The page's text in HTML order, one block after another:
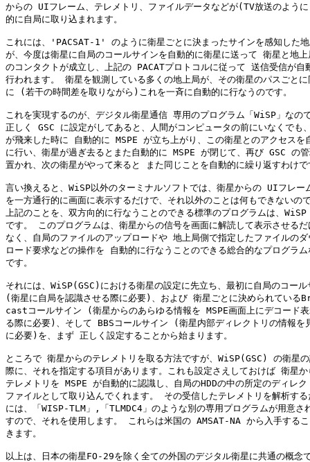
からの UIフレーム、テレメトリ、ファイルデータなどが(TV放送のよう
的に自局に取り込まれます。
これには、'PACSAT-1' のように衛星ごとに決まったサインを感知した
が、今度は衛星に自局のコールサインを自動的に衛星に送って 衛星と地上
のコンタクトが成立し、上記の PACATプロトコルに従って 送信受信が自
行われます。 衛星を観測している多くの地上局が、その衛星のパスごとに
に (若干の時間差を取りながら)これを一斉に自動的に行なうのです。
これを実現するのが、デジタル衛星通信 専用のプログラム「WiSP」なの
正しく GSC に設定がしてあると、人間がコンピュータの前にいなくでも
が飛来した時に 自動的に MSPE が立ち上がり、この衛星とのアクセスを
に行い、衛星が過ぎ去るとまた自動的に MSPE が閉じて、再び GSC の
置かれ、次の衛星がやって来ると また同じことを自動的に繰り返すわけで
言い換えると、WiSP以外のターミナルソフトでは、衛星からの UIフレー
を一方通行的に画面に表示するだけで、それ以外のことは何もできないの
上記のことを、双方向的に行なうことのできる標準のプログラムは、
です。 このプログラムは、衛星からの信号を画面に解読して表示させるだ
なく、自局のファイルのアップロードや 地上局側で指定したファイルのダ
ロード要求などの操作を 自動的に行なうことのできる総合的なプログラム
です。
それには、WiSP(GSC)における衛星の設定に先立ち、最初に自局のコール
(衛星に自局を認識させる際に必要)、および 衛星ごとに決められている
castコールサイン (衛星からのあらゆる情報を MSPE画面上にデコード
る際に必要)、そして BBSコールサイン (衛星内部ディレクトリの情報を
に必要)を、まず 正しく設定することから始まります。
ところで 衛星からのテレメトリを取る方法ですが、WiSP(GSC) の衛星
際に、それを指定する項目があります。これも設定さえしておけば 衛星か
テレメトリを MSPE が自動的に認識し、自局のHDDの中の所定のディレク
ファイルとして取り込んでくれます。 その受信したテレメトリを解析する
には、「WISP-TLM」,「TLMDC4」のような別の専用プログラムが用意さ
すので、それを使用します。 これらは米国の AMSAT-NA から入手する
きます。
以上は、日本の衛星FO-29を除く全ての外国のデジタル衛星に共通の概念